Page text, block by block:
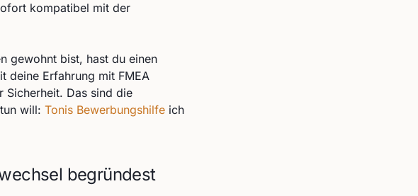
kompatibel mit der
gewohnt bist, hast du einen
deine Erfahrung mit FMEA
Sicherheit. Das sind die
will: Tonis Bewerbungshilfe ich
begründest